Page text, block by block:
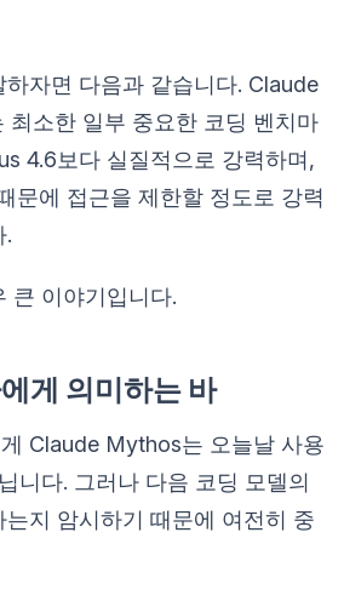
자면 다음과 같습니다. Claude
소한 일부 중요한 코딩 벤치마
4.6보다 실질적으로 강력하며,
문에 접근을 제한할 정도로 강력
.
큰 이야기입니다.
게 의미하는 바
Claude Mythos는 오늘날 사용
니다. 그러나 다음 코딩 모델의
지 암시하기 때문에 여전히 중